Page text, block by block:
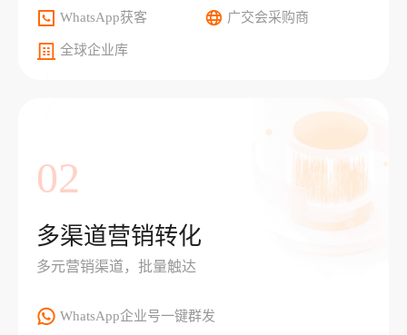
WhatsApp获客 广交会采购商
全球企业库
02
多渠道营销转化
多元营销渠道，批量触达
WhatsApp企业号一键群发